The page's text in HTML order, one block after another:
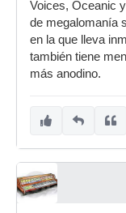
Voices, Oceanic
de megalomanía
en la que lleva
también tiene
más anodino.